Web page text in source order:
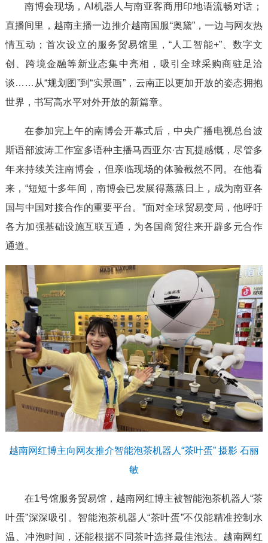
南博会现场，AI机器人与南亚客商用印地语流畅对话；
直播间里，越南主播一边推介越南国服“奥黛”，一边与网友热
情互动；首次设立的服务贸易馆里，“人工智能+”、数字文
创、跨境金融等新业态集中亮相，吸引全球采购商驻足洽
谈……从“规划图”到“实景画”，云南正以更加开放的姿态拥抱
世界，书写高水平对外开放的新篇章。
在参加完上午的南博会开幕式后，中央广播电视总台波
斯语部波涛工作室多语种主播马西亚尔·古瓦提感慨，尽管多
年来持续关注南博会，但亲临现场的体验截然不同。在他看
来，“短短十多年间，南博会已发展得蒸蒸日上，成为南亚各
国与中国对接合作的重要平台。”面对全球贸易变局，他呼吁
各方加强基础设施互联互通，为各国商贸往来开辟多元合作
通道。
越南网红博主向网友推介智能泡茶机器人“茶叶蛋” 摄影 石丽
敏
在1号馆服务贸易馆，越南网红博主被智能泡茶机器人“茶
叶蛋”深深吸引。智能泡茶机器人“茶叶蛋”不仅能精准控制水
温、冲泡时间，还能根据不同茶叶选择最佳泡法。越南网红